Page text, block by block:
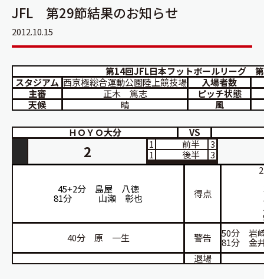
JFL 第29節結果のお知らせ
2012.10.15
第14回JFL日本フットボールリーグ
スタジアム 西京極総合運動公園陸上競技場
入場者数
主審
正木 篤志
ピッチ状態
天候
晴 風
ＨＯＹＯ大分 VS
2 1 前半
3
1
後半 3
45+2分 島屋 八徳
81分 山瀬 彰也 得点
40分 原 一生
警告 50分 岩
81分 金
退場